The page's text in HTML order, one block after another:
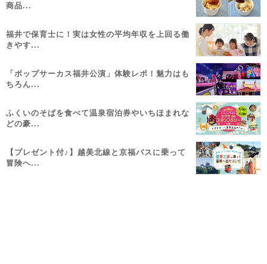
商品...
福井で保育士に！実は女性の平均年収を上回る働
きやす...
「ポップサーカス福井公演」体験レポ！魅力はも
ちろん...
ふくいのそばを食べて温泉宿泊券やいちほまれな
どの豪...
【プレゼント付♪】越美北線と京福バスに乗って
冒険へ...